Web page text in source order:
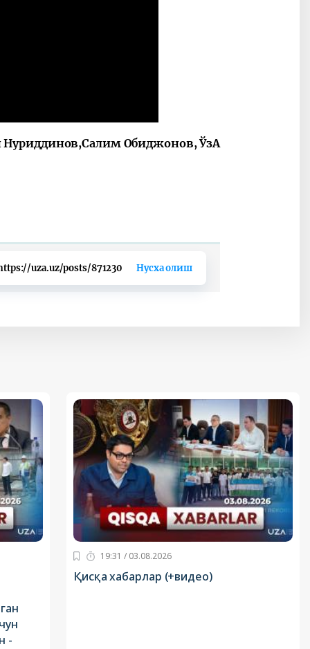
Нуриддинов,Салим Обиджонов, ЎзА
uza.uz/posts/871230 Нусха олиш
-
19:31 / 03.08.2026
Қисқа хабарлар (+видео)